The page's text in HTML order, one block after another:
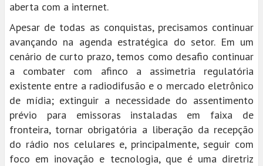
aberta com a internet.
Apesar de todas as conquistas, precisamos continuar
avançando na agenda estratégica do setor. Em um
cenário de curto prazo, temos como desafio continuar
a combater com afinco a assimetria regulatória
existente entre a radiodifusão e o mercado eletrônico
de mídia; extinguir a necessidade do assentimento
prévio para emissoras instaladas em faixa de
fronteira, tornar obrigatória a liberação da recepção
do rádio nos celulares e, principalmente, seguir com
foco em inovação e tecnologia, que é uma diretriz